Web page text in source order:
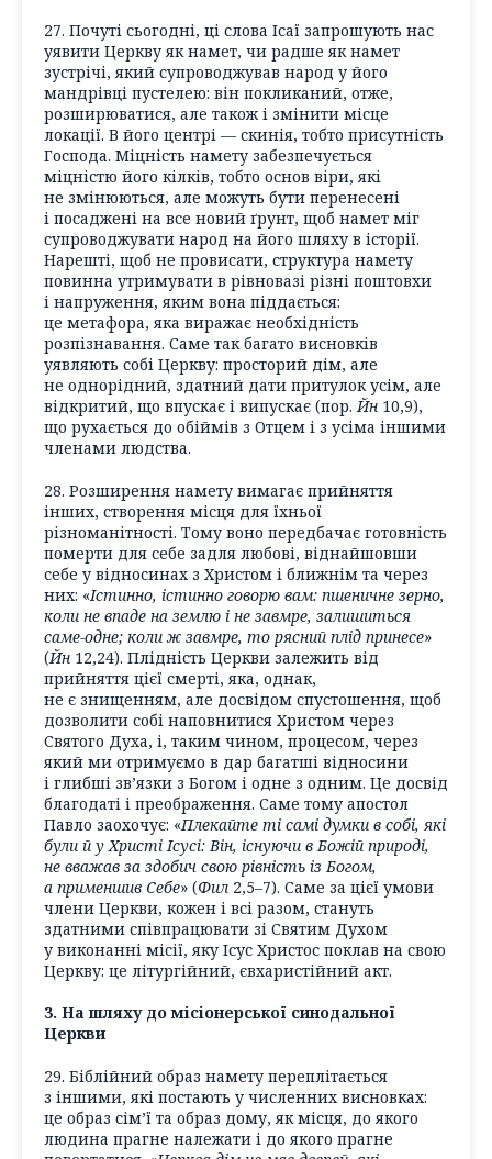
27. Почуті сьогодні, ці слова Ісаї запрошують нас
уявити Церкву як намет, чи радше як намет
зустрічі, який супроводжував народ у його
мандрівці пустелею: він покликаний, отже,
розширюватися, але також і змінити місце
локації. В його центрі — скинія, тобто присутність
Господа. Міцність намету забезпечується
міцністю його кілків, тобто основ віри, які
не змінюються, але можуть бути перенесені
і посаджені на все новий ґрунт, щоб намет міг
супроводжувати народ на його шляху в історії.
Нарешті, щоб не провисати, структура намету
повинна утримувати в рівновазі різні поштовхи
і напруження, яким вона піддається:
це метафора, яка виражає необхідність
розпізнавання. Саме так багато висновків
уявляють собі Церкву: просторий дім, але
не однорідний, здатний дати притулок усім, але
відкритий, що впускає і випускає (пор.Йн 10,9),
що рухається до обіймів з Отцем і з усіма іншими
членами людства.
28. Розширення намету вимагає прийняття
інших, створення місця для їхньої
різноманітності. Тому воно передбачає готовність
померти для себе задля любові, віднайшовши
себе у відносинах з Христом і ближнім та через
них: «Істинно, істинно говорю вам: пшеничне зерно,
коли не впаде на землю і не завмре, залишиться
саме-одне; коли ж завмре, то рясний плід принесе»
(Йн 12,24). Плідність Церкви залежить від
прийняття цієї смерті, яка, однак,
не є знищенням, але досвідом спустошення, щоб
дозволити собі наповнитися Христом через
Святого Духа, і, таким чином, процесом, через
який ми отримуємо в дар багатші відносини
і глибші зв’язки з Богом і одне з одним. Це досвід
благодаті і преображення. Саме тому апостол
Павло заохочує: «Плекайте ті самі думки в собі, які
були й у Христі Ісусі: Він, існуючи в Божій природі,
не вважав за здобич свою рівність із Богом,
а применшив Себе» (Фил 2,5–7). Саме за цієї умови
члени Церкви, кожен і всі разом, стануть
здатними співпрацювати зі Святим Духом
у виконанні місії, яку Ісус Христос поклав на свою
Церкву: це літургійний, євхаристійний акт.
3. На шляху до місіонерської синодальної
Церкви
29. Біблійний образ намету переплітається
з іншими, які постають у численних висновках:
це образ сім’ї та образ дому, як місця, до якого
людина прагне належати і до якого прагне